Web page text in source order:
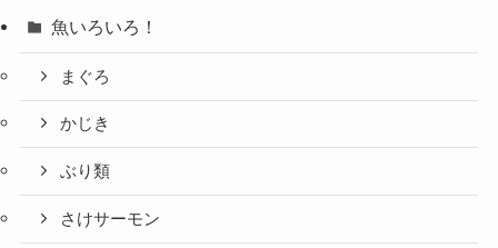
魚いろいろ！
まぐろ
かじき
ぶり類
さけサーモン